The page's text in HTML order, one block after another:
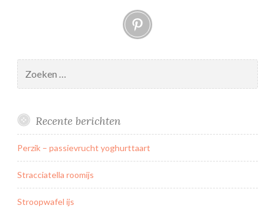
i
p
k
Pinterest
naar:
Recente berichten
Perzik – passievrucht yoghurttaart
Stracciatella roomijs
Stroopwafel ijs